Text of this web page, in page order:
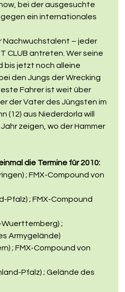
bei der ausgesuchte
gegen ein internationales
Nachwuchstalent – jeder
CLUB antreten. Wer seine
bis jetzt noch alleine
den Jungs der Wrecking
Fahrer ist weit über
der Vater des Jüngsten im
(12) aus Niederdorla will
zeigen, wo der Hammer
die Termine für 2010:
; FMX-Compound von
Pfalz) ; FMX-Compound
Wuerttemberg) ;
Armygelände)
; FMX-Compound von
Pfalz) ; Gelände des